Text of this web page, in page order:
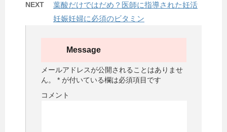
NEXT
葉酸だけではだめ？医師に指導された妊活
妊娠妊婦に必須のビタミン
Message
メールアドレスが公開されることはありませ
ん。
* が付いている欄は必須項目です
コメント